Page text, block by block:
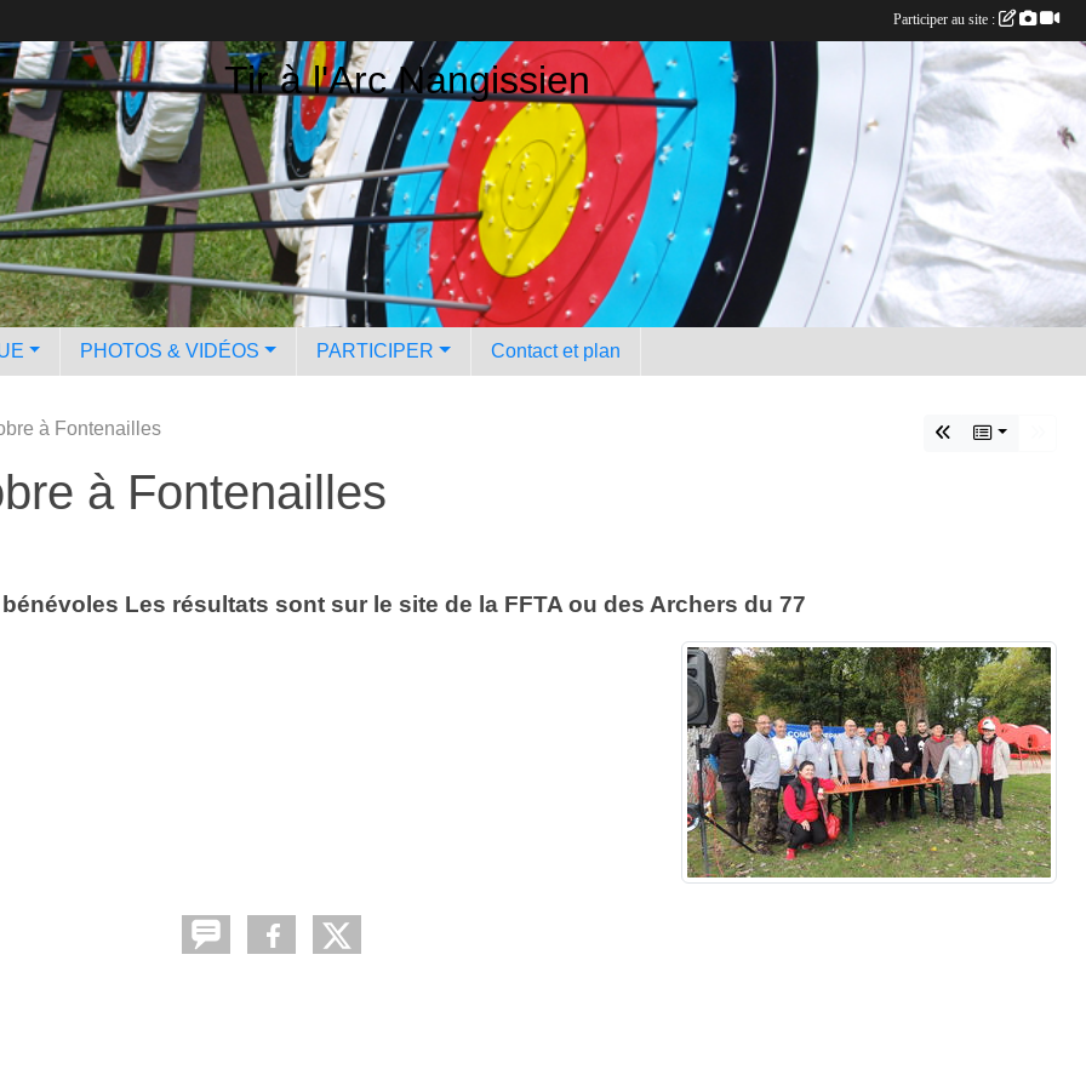
Tir à l'Arc Nangissien
PHOTOS & VIDÉOS PARTICIPER Contact et plan
à Fontenailles
à Fontenailles
Les résultats sont sur le site de la FFTA ou des Archers du 77
Participer au site :